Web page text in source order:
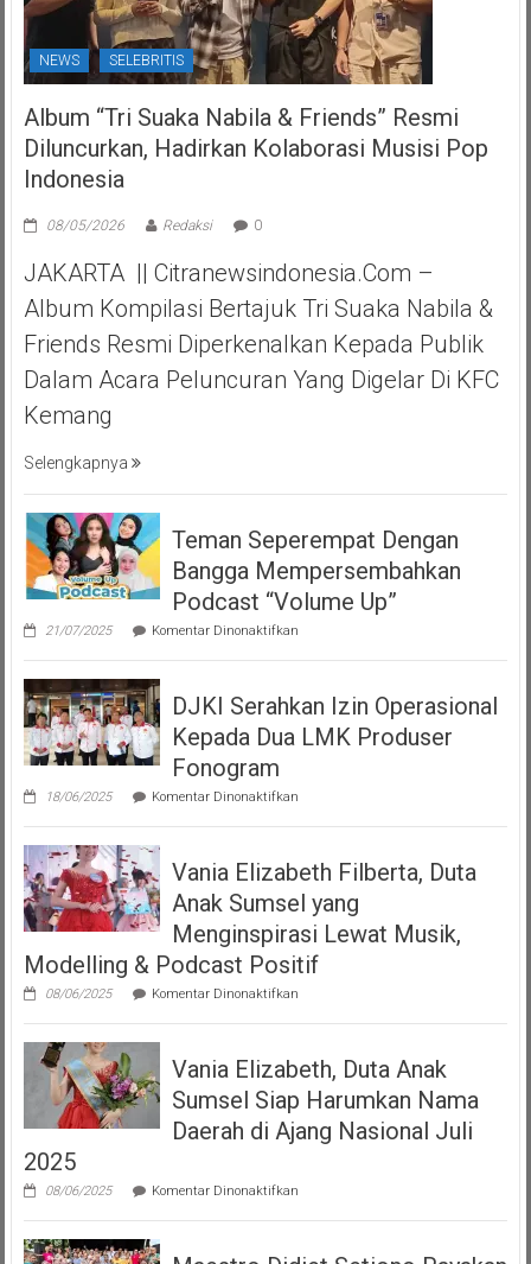
NEWS SELEBRITIS
Album “Tri Suaka Nabila & Friends” Resmi
Diluncurkan, Hadirkan Kolaborasi Musisi Pop
Indonesia
08/05/2026 Redaksi 0
JAKARTA || Citranewsindonesia.com –
Album Kompilasi Bertajuk Tri Suaka Nabila &
Friends Resmi Diperkenalkan Kepada Publik
Dalam Acara Peluncuran Yang Digelar Di KFC
Kemang
Selengkapnya
Teman Seperempat Dengan
Bangga Mempersembahkan
Podcast “Volume Up”
21/07/2025 Komentar Dinonaktifkanpada
Seperempat
Bangga
Mempersembahkan
Podcast
DJKI Serahkan Izin Operasional
Kepada Dua LMK Produser
Fonogram
18/06/2025 Komentar Dinonaktifkanpada
Serahkan
Operasional
Dua
LMK
Produser
Fonogram
Vania Elizabeth Filberta, Duta
Anak Sumsel yang
Menginspirasi Lewat Musik,
Modelling & Podcast Positif
08/06/2025 Komentar Dinonaktifkanpada
Elizabeth
Duta
Sumsel
Menginspirasi
Modelling
Positif
Vania Elizabeth, Duta Anak
Sumsel Siap Harumkan Nama
Daerah di Ajang Nasional Juli
2025
08/06/2025 Komentar Dinonaktifkanpada
Elizabeth,